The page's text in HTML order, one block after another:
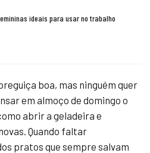
ideais para usar no trabalho
boa, mas ninguém quer
em almoço de domingo o
abrir a geladeira e
Quando faltar
pratos que sempre salvam